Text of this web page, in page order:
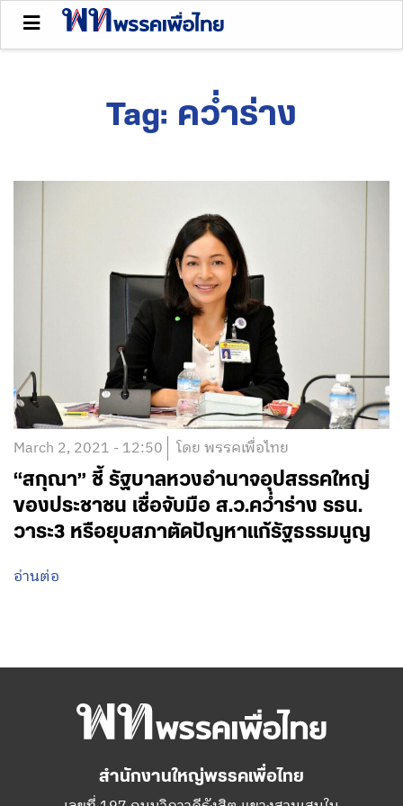
Tag: คว่ำร่าง
March 2, 2021 - 12:50 โดย พรรคเพื่อไทย
“สกุณา” ชี้ รัฐบาลหวงอำนาจอุปสรรคใหญ่
ของประชาชน เชื่อจับมือ ส.ว.คว่ำร่าง รธน.
วาระ3 หรือยุบสภาตัดปัญหาแก้รัฐธรรมนูญ
อ่านต่อ
สำนักงานใหญ่พรรคเพื่อไทย